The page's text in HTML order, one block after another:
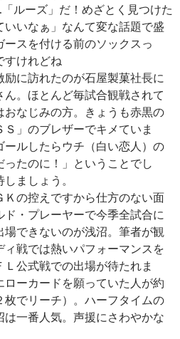
ルーズ」だ！めざとく見つけた
いいなぁ」なんて変な話題で盛
ースを付ける前のソックスっ
すけれどね
に訪れたのが石屋製菓社長に
ん。ほとんど毎試合観戦されて
なじみの方。きょうも赤黒の
」のブレザーでキメていま
ルしたらウチ（白い恋人）の
たのに！」ということでし
ましょう。
の控えですから仕方のない面
ド・プレーヤーで今季全試合に
できないのが浅沼。筆者が観
戦では熱いパフォーマンスを
公式戦での出場が待たれま
ーカードを願っていた人が約
でリーチ）。ハーフタイムの
一番人気。声援にさわやかな